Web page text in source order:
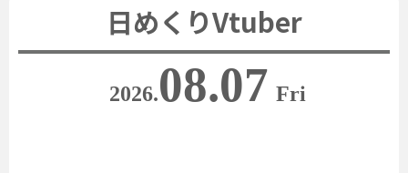
日めくりVtuber
2026.08.07 Fri